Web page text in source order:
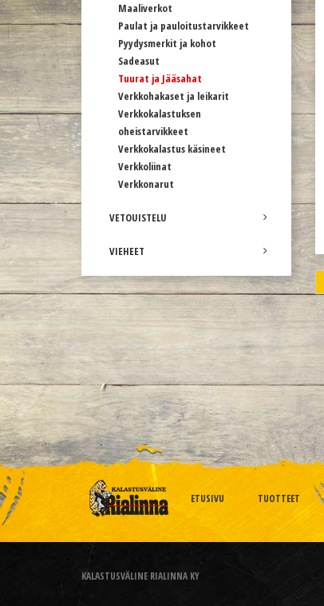
Maaliverkot
Paulat ja pauloitustarvikkeet
Pyydysmerkit ja kohot
Sadeasut
Tuurat ja Jääsahat
Verkkohakaset ja leikarit
Verkkokalastuksen
oheistarvikkeet
Verkkokalastus käsineet
Verkkoliinat
Verkkonarut
VETOUISTELU
VIEHEET
ETUSIVU TUOTTEET
KALASTUSVÄLINE RIALINNA KY